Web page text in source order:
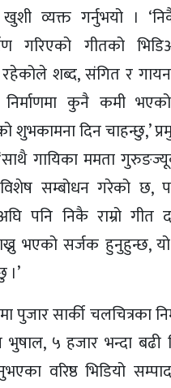
व्यक्त गर्नुभयो ।
गरिएको गीतको
शब्द, संगित र
कुनै कमी
दिन चाहन्छु,’
गायिका ममता
सम्बोधन गरेको छ,
पनि निकै राम्रो गीत
भएको सर्जक हुनुहुन्छ,
।’
पुजार सार्की चलचित्रका
५ हजार भन्दा बढी
वरिष्ठ भिडियो